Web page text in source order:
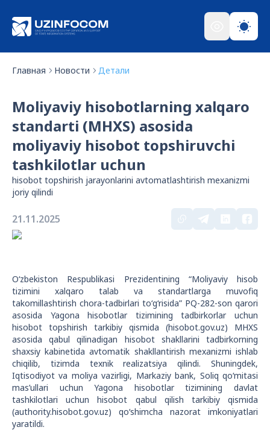
Главная Новости Детали
Moliyaviy hisobotlarning xalqaro
standarti (MHXS) asosida
moliyaviy hisobot topshiruvchi
tashkilotlar uchun
hisobot topshirish jarayonlarini avtomatlashtirish mexanizmi
joriy qilindi
21.11.2025
O‘zbekiston Respublikasi Prezidentining “Moliyaviy hisob
tizimini xalqaro talab va standartlarga muvofiq
takomillashtirish chora-tadbirlari to‘g‘risida” PQ-282-son qarori
asosida Yagona hisobotlar tizimining tadbirkorlar uchun
hisobot topshirish tarkibiy qismida (hisobot.gov.uz) MHXS
asosida qabul qilinadigan hisobot shakllarini tadbirkorning
shaxsiy kabinetida avtomatik shakllantirish mexanizmi ishlab
chiqilib, tizimda texnik realizatsiya qilindi. Shuningdek,
Iqtisodiyot va moliya vazirligi, Markaziy bank, Soliq qo‘mitasi
mas’ullari uchun Yagona hisobotlar tizimining davlat
tashkilotlari uchun hisobot qabul qilish tarkibiy qismida
(authority.hisobot.gov.uz) qo‘shimcha nazorat imkoniyatlari
yaratildi.